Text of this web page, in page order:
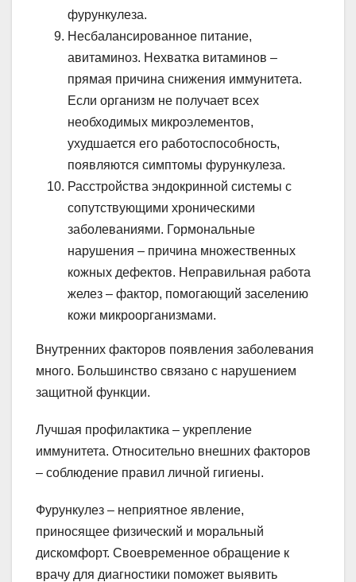
фурункулеза.
Несбалансированное питание,
авитаминоз. Нехватка витаминов –
прямая причина снижения иммунитета.
Если организм не получает всех
необходимых микроэлементов,
ухудшается его работоспособность,
появляются симптомы фурункулеза.
Расстройства эндокринной системы с
сопутствующими хроническими
заболеваниями. Гормональные
нарушения – причина множественных
кожных дефектов. Неправильная работа
желез – фактор, помогающий заселению
кожи микроорганизмами.
Внутренних факторов появления заболевания
много. Большинство связано с нарушением
защитной функции.
Лучшая профилактика – укрепление
иммунитета. Относительно внешних факторов
– соблюдение правил личной гигиены.
Фурункулез – неприятное явление,
приносящее физический и моральный
дискомфорт. Своевременное обращение к
врачу для диагностики поможет выявить